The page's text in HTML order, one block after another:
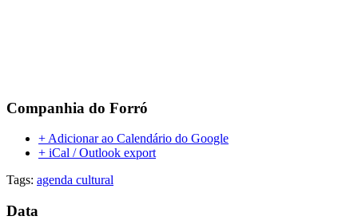
Companhia do Forró
+ Adicionar ao Calendário do Google
+ iCal / Outlook export
Tags: agenda cultural
Data